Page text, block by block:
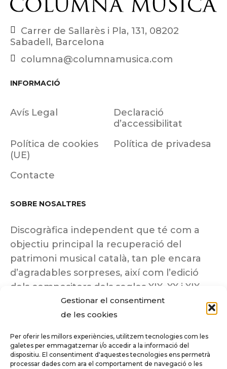
Gestionar el consentiment
de les cookies
Per oferir les millors experiències, utilitzem tecnologies com les
galetes per emmagatzemar i/o accedir a la informació del
dispositiu. El consentiment d'aquestes tecnologies ens permetrà
processar dades com ara el comportament de navegació o les
Carrer de Sallarès i Pla, 131, 08202
Sabadell, Barcelona
columna@columnamusica.com
INFORMACIÓ
Avís Legal
Declaració
d’accessibilitat
Política de cookies
(UE)
Política de privadesa
Contacte
SOBRE NOSALTRES
Discogràfica independent que té com a
objectiu principal la recuperació del
patrimoni musical català, tan ple encara
d’agradables sorpreses, així com l’edició
dels compositors dels segles XIX, XX i XIX
insuficientment coneguts.
Tots els drets reservats a ©Columna